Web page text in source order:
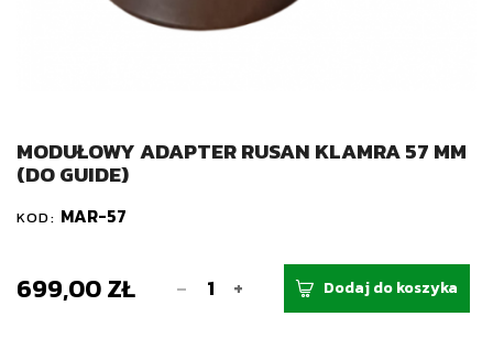
MODUŁOWY ADAPTER RUSAN KLAMRA 57 MM
(DO GUIDE)
KOD: MAR-57
699,00 ZŁ - + Dodaj do koszyka